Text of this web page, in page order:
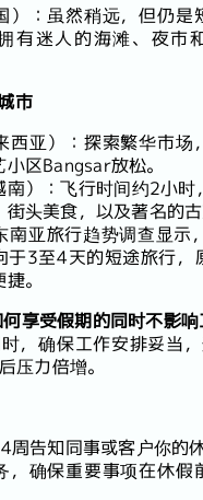
）：虽然稍远，但仍是
有迷人的海滩、夜市
市
西亚）：探索繁华市场
区Bangsar放松。
南）：飞行时间约2小时
头美食，以及著名的古
南亚旅行趋势调查显示
于3至4天的短途旅行，
。
享受假期的同时不影响
，确保工作安排妥当
压力倍增。
周告知同事或客户你的休
，确保重要事项在休假